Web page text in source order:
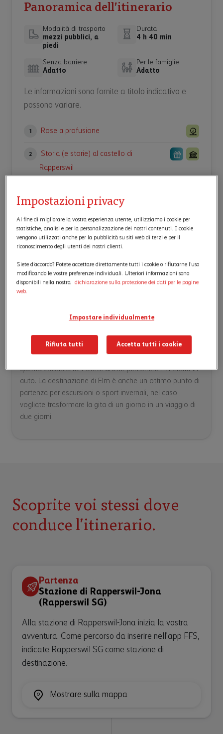
Panoramica dell’itinerario
Modalità di trasporto
mezzi pubblici, a
piedi
Durata
4 h 40 min
Senza barriere
Adatto
Per le famiglie
Adatto
Le informazioni sono fornite a titolo indicativo e
possono variare.
1 Rose a profusione
2
Storia (e storie) al castello di
Rapperswil
5
Ammirate il Martinsloch dall’Hotel
Elmer
Il percorso combina sentieri pedonali e mezzi pubblici ed
è praticabile tutto l’anno. Le rose a Rapperswil fioriscono
tra maggio e ottobre: non esiste momento migliore per
questa escursione. Potete anche percorrere l’itinerario in
auto. La destinazione di Elm è anche un ottimo punto di
partenza per escursioni o sport invernali, nel caso
vogliate trasformare la gita di un giorno in un viaggio di
due giorni.
Scoprite voi stessi dove
conduce l’itinerario.
Partenza
Stazione di Rapperswil-Jona
(Rapperswil SG)
Alla stazione di Rapperswil-Jona inizia la vostra
avventura. Come percorso da inserire nell’app FFS,
indicate Rapperswil SG come stazione di
destinazione.
Mostrare sulla mappa
Impostazioni privacy
Al fine di migliorare la vostra esperienza utente, utilizziamo i cookie per
statistiche, analisi e per la personalizzazione dei nostri contenuti. I cookie
vengono utilizzati anche per la pubblicità su siti web di terzi e per il
riconoscimento degli utenti dei nostri clienti.
Siete d’accordo? Potete accettare direttamente tutti i cookie o rifiutarne l’uso
modificando le vostre preferenze individuali. Ulteriori informazioni sono
disponibili nella nostra
dichiarazione sulla protezione dei dati per le pagine
web.
Impostare individualmente
Rifiuta tutti Accetta tutti i cookie